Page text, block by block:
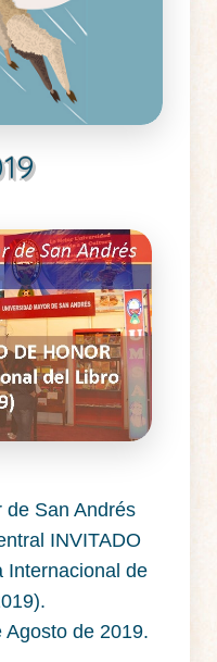
de San Andrés
INVITADO
Internacional de
Agosto de 2019.